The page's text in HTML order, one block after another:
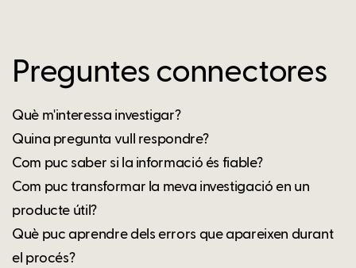
Preguntes connectores
Què m'interessa investigar?
Quina pregunta vull respondre?
Com puc saber si la informació és fiable?
Com puc transformar la meva investigació en un
producte útil?
Què puc aprendre dels errors que apareixen durant
el procés?